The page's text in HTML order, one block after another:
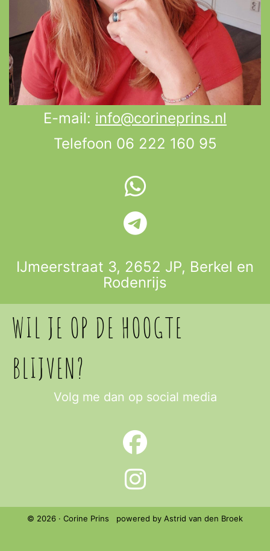
E-mail: info@corineprins.nl
Telefoon 06 222 160 95
IJmeerstraat 3, 2652 JP, Berkel en
Rodenrijs
WIL JE OP DE HOOGTE
BLIJVEN?
Volg me dan op social media
© 2026 · Corine Prins powered by Astrid van den Broek